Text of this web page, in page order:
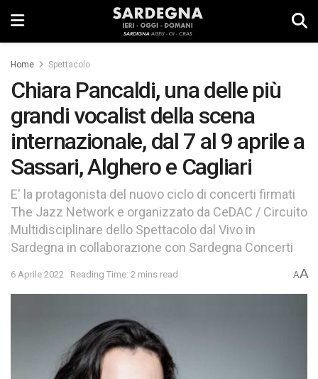
Home Spettacolo
Chiara Pancaldi, una delle più
grandi vocalist della scena
internazionale, dal 7 al 9 aprile a
Sassari, Alghero e Cagliari
E' la protagonista del nuovo ciclo di concerti firmati
The Jazz Network e organizzato da CeDAC / Circuito
Multidisciplinare dello Spettacolo dal Vivo in
Sardegna in collaborazione con Sardegna Concerti
6 Aprile 2022 Reading Time: 2 mins read AA